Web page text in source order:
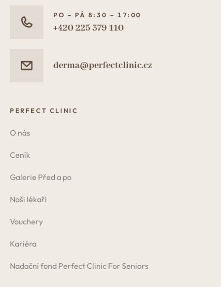
PO – PÁ 8:30 – 17:00
+420 225 379 110
derma@perfectclinic.cz
PERFECT CLINIC
O nás
Ceník
Galerie Před a po
Naši lékaři
Vouchery
Kariéra
Nadační fond Perfect Clinic For Seniors